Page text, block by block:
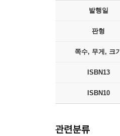
발행일
판형
쪽수, 무게, 크기
ISBN13
ISBN10
관련분류